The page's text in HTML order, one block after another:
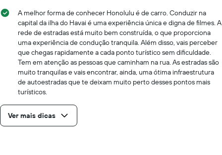
A melhor forma de conhecer Honolulu é de carro. Conduzir na
capital da ilha do Havai é uma experiência única e digna de filmes. A
rede de estradas está muito bem construída, o que proporciona
uma experiência de condução tranquila. Além disso, vais perceber
que chegas rapidamente a cada ponto turístico sem dificuldade.
Tem em atenção as pessoas que caminham na rua. As estradas são
muito tranquilas e vais encontrar, ainda, uma ótima infraestrutura
de autoestradas que te deixam muito perto desses pontos mais
turísticos.
Ver mais dicas